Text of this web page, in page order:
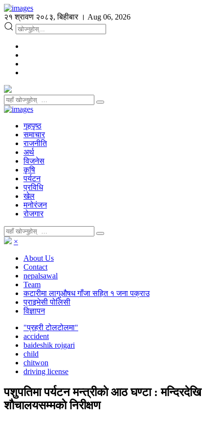
२१ श्रावण २०८३, बिहीबार । Aug 06, 2026
गृहपृष्ठ
समाचार
राजनीति
अर्थ
विजनेस
कृषि
पर्यटन
प्रविधि
खेल
मनोरंजन
रोजगार
×
About Us
Contact
nepalsawal
Team
कटारीमा लागुऔषध गाँजा सहित १ जना पक्राउ
प्राइभेसी पोलिसी
विज्ञापन
"प्रहरी टोलटोलमा"
accident
baideshik rojgari
child
chitwon
driving license
पशुपतिमा पर्यटन मन्त्रीकाे आठ घण्टा : मन्दिरदेखि
शाैचालयसम्मकाे निरीक्षण